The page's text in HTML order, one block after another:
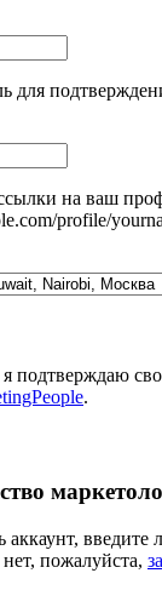
для
на ваш
profile/
подтверждаю
.
аккаунт,
пожалуйста,